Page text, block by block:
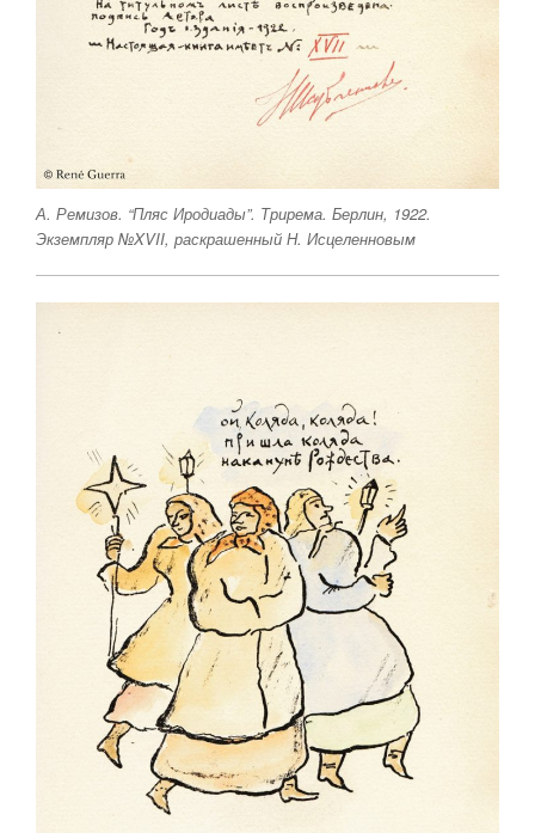
А. Ремизов. “Пляс Иродиады”. Трирема. Берлин, 1922.
Экземпляр №XVII, раскрашенный Н. Исцеленновым